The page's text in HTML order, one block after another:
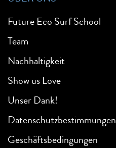
Future Eco Surf School
Team
Nachhaltigkeit
Show us Love
Unser Dank!
Datenschutzbestimmungen
Geschäftsbedingungen